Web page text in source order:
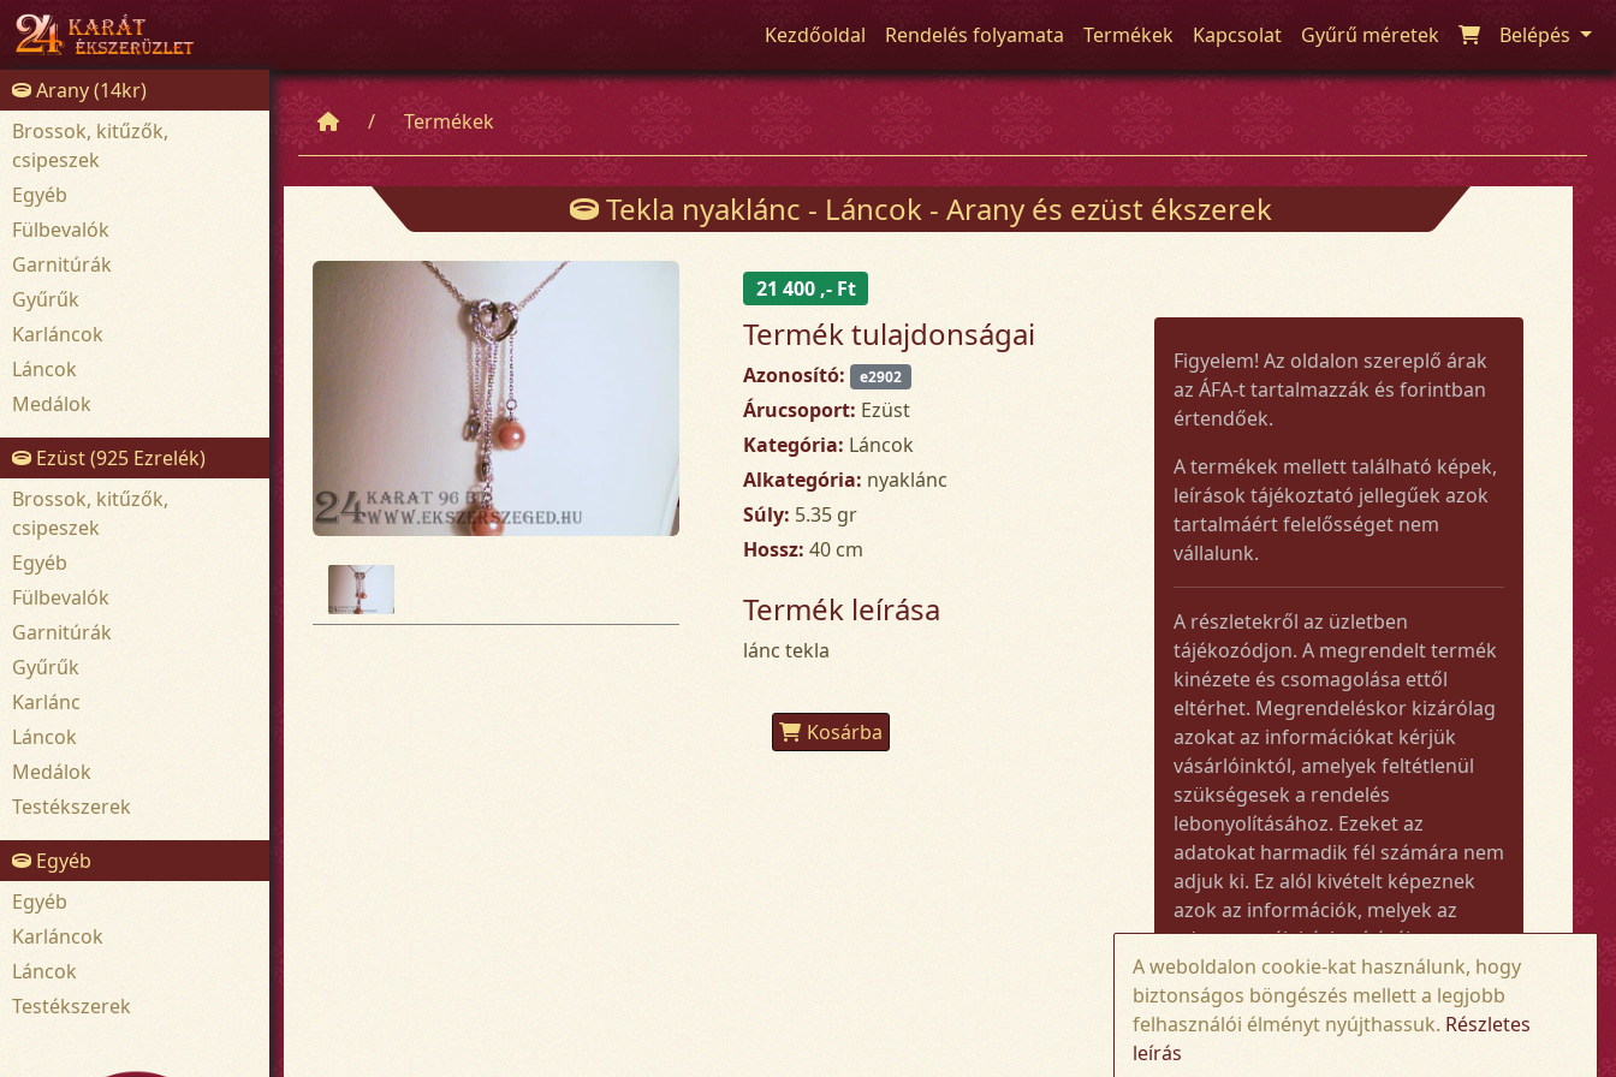
Kezdőoldal Rendelés folyamata Termékek Kapcsolat Gyűrű méretek Belépés
Arany (14kr)
Brossok, kitűzők,
csipeszek
Egyéb
Fülbevalók
Garnitúrák
Gyűrűk
Karláncok
Láncok
Medálok
Ezüst (925 Ezrelék)
Brossok, kitűzők,
csipeszek
Egyéb
Fülbevalók
Garnitúrák
Gyűrűk
Karlánc
Láncok
Medálok
Testékszerek
Egyéb
Egyéb
Karláncok
Láncok
Testékszerek
Termékek
Tekla nyaklánc - Láncok - Arany és ezüst ékszerek
21 400 ,- Ft
Termék tulajdonságai
Azonosító: e2902
Árucsoport: Ezüst
Kategória: Láncok
Alkategória: nyaklánc
Súly: 5.35 gr
Hossz: 40 cm
Termék leírása
lánc tekla
Kosárba
Figyelem! Az oldalon szereplő árak
az ÁFA-t tartalmazzák és forintban
értendőek.
A termékek mellett található képek,
leírások tájékoztató jellegűek azok
tartalmáért felelősséget nem
vállalunk.
A részletekről az üzletben
tájékozódjon. A megrendelt termék
kinézete és csomagolása ettől
eltérhet. Megrendeléskor kizárólag
azokat az információkat kérjük
vásárlóinktól, amelyek feltétlenül
szükségesek a rendelés
lebonyolításához. Ezeket az
adatokat harmadik fél számára nem
adjuk ki. Ez alól kivételt képeznek
azok az információk, melyek az
adott termék kézbesítéséhez vagy
kiszállításához szükségesek.
Amennyiben a megrendelt termék
összege meghaladja az 50.000 Ft-ot,
A weboldalon cookie-kat használunk, hogy
biztonságos böngészés mellett a legjobb
felhasználói élményt nyújthassuk. Részletes
leírás